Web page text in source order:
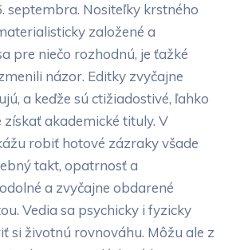
septembra. Nositeľky krstného
založené a
pre niečo rozhodnú, je ťažké
názor. Editky zvyčajne
a keďže sú ctižiadostivé, ľahko
akademické tituly. V
robiť hotové zázraky všade
takt, opatrnosť a
a zvyčajne obdarené
Vedia sa psychicky i fyzicky
si životnú rovnováhu. Môžu ale z